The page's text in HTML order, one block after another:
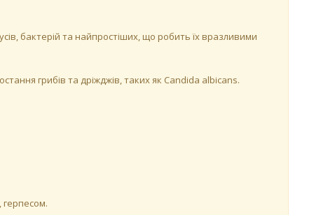
бактерій та найпростіших, що робить їх вразливими
грибів та дріжджів, таких як Candida albicans.